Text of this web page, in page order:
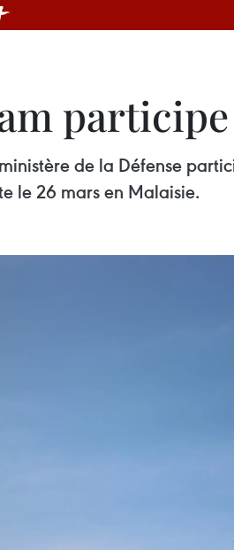
de la Défense
le 26 mars en Malaisie.